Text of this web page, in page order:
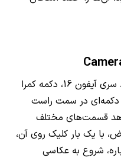
بزرگ‌ترین قابلیت سخت‌افزاری جدید سری آیفون 16، دکمه کمرا
دکمه‌ای در سمت راست
قسمت‌های مختلف
با یک بار کلیک روی آن،
شروع به عکاسی